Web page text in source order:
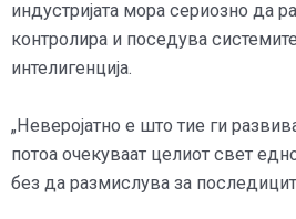
индустријата мора сериозно да
контролира и поседува
интелигенција.
„Неверојатно е што тие ги
потоа очекуваат целиот свет
без да размислува за